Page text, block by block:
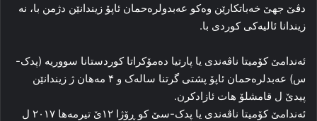
دڤێ جهێ خه‌باتکارێن وه‌کو عه‌بدولره‌حمان ئاپۆ زیندانێن دژمن با، نه‌
زیندانا ئالیه‌کی کوردی با.
ئه‌ندامێ کۆمیتا ناڤه‌ندی یا پارتیا ده‌مۆکراتا کوردستانا سووریه‌ (پدک-
س) عه‌بدلره‌حمان ئاپۆ پشتی گرتنا ساله‌ک و ۴ مه‌هان ژ زیندانێن
پیدێ ل قامشلۆ هات ئازادکرن.
ئه‌ندامێ کۆمیتا ناڤه‌ندی یا پدک-سێ کو ڕۆژا ۱۲ێ تیرمه‌ها ۲۰۱۷ ل